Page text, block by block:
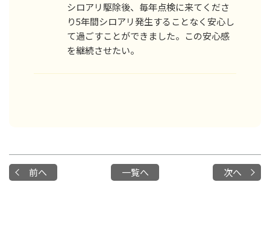
シロアリ駆除後、毎年点検に来てくださ
り5年間シロアリ発生することなく安心し
て過ごすことができました。この安心感
を継続させたい。
前へ 一覧へ 次へ